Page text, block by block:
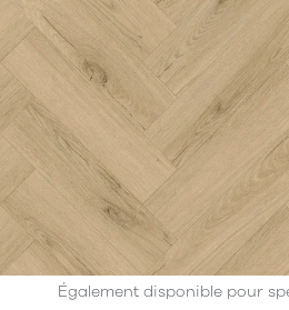
Également disponible pour